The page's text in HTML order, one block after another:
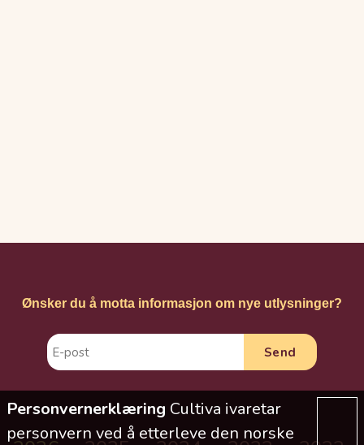
Ønsker du å motta informasjon om nye utlysninger?
Personvernerklæring Cultiva ivaretar
personvern ved å etterleve den norske